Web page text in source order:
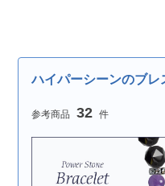
ハイパーシーンのブ
32